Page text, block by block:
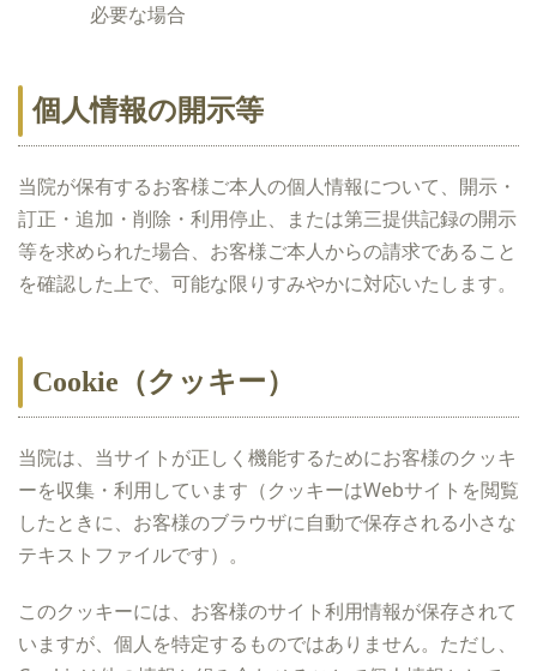
必要な場合
個人情報の開示等
当院が保有するお客様ご本人の個人情報について、開示・
訂正・追加・削除・利用停止、または第三提供記録の開示
等を求められた場合、お客様ご本人からの請求であること
を確認した上で、可能な限りすみやかに対応いたします。
Cookie（クッキー）
当院は、当サイトが正しく機能するためにお客様のクッキ
ーを収集・利用しています（クッキーはWebサイトを閲覧
したときに、お客様のブラウザに自動で保存される小さな
テキストファイルです）。
このクッキーには、お客様のサイト利用情報が保存されて
いますが、個人を特定するものではありません。ただし、